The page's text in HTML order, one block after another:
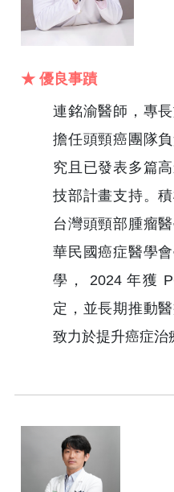
★ 優良事蹟
連銘渝醫師，專
擔任頭頸癌團隊
究且已發表多篇
技部計畫支持。
台灣頭頸部腫瘤
華民國癌症醫學
學， 2024 年獲
定，並長期推動
致力於提升癌症治